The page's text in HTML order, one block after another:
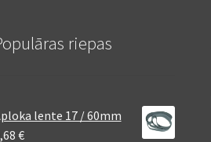
riepas
lente 17 / 60mm
€